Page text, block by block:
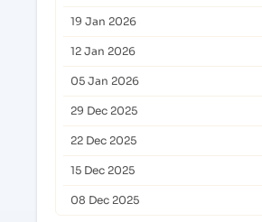
19 Jan 2026
12 Jan 2026
05 Jan 2026
29 Dec 2025
22 Dec 2025
15 Dec 2025
08 Dec 2025